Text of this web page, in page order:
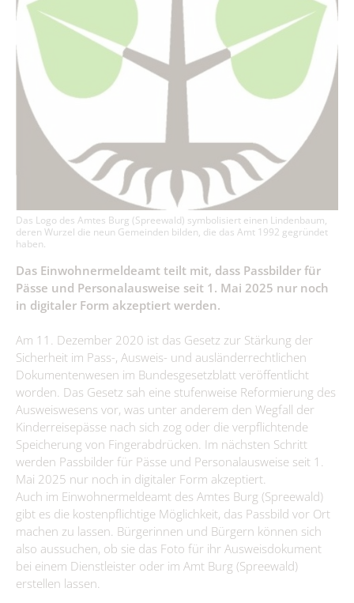
Immobilienausschreibungen
Interessenbekundungsverfahren
115 - Die Behördennummer
Grundsteuerreform
Publikationen
Aus Kita & Hort
#WIRsindBurg #SMY Bórkowy
Glasfaserausbau
Amt & Gemeinden
Grußwort
Briesen/Brjazyna
Burg (Spreewald)/Bórkowy (Błota)
Dissen-Striesow/Dešno-Strjažow
Guhrow/Góry
Schmogrow-Fehrow/Smogorjow-Prjawoz
Werben/Wjerbno
Förderprojekte
Politik & Verwaltung
Der Amtsdirektor
Amt II – Finanzverwaltung
Amt III – Bauverwaltung
Amt IV – Ordnungsverwaltung
Amt V - Tourismus
Bauhof
Wirtschaftsförderung
Trink- & Abwasserzweckverband
Standesamt
Bürgerservice
Was erledige ich wo?
Bürgerbüro
Standesamt
Kontakt & Sprechzeiten
Aufgaben des Standesamtes
Gewidmete Trauorte
Anmeldung zur Eheschließung
Trautermine
Friedhofsverwaltung
Bauen & Wohnen
Satzungen & Verordnungen
Kur- & Tourismusbeitrag
Steuern & Abgaben
Offenlagen
Wirtschaft
Aktuelles
Wirtschaftsförderung
Firmen-Datenbank
Anmeldung einer Firma
Gewerbegebiete
Klimaschutz
Förderprogramme
Entwicklungskonzept IKEK
Leben
Kita, Schulen & Hort
Gesundheitskita "Spreewald-Lutki" Burg (Spreewald)/Bórkowy
(Błota)
Kita & Hort "Małe myški" Fehrow/Prjawoz
Kita "Vier Jahreszeiten" Striesow/Strjažow
Kita & Hort "Pusteblume Werben/Wjerbno
Hort "Lipa" Burg (Spreewald)/Bórkowy (Błota)
Hort der Kita "Vier Jahreszeiten in Briesen/Brjazyna
Freizeiteinrichtungen
Jugendzentrum "Phönix" Burg (Spreewald)/Bórkowy (Błota)
SOS-Kinderdorf Lausitz, Familien und Beratungszentrum Burg
(Spreewald) / Bórkowy (Błota)
Bismarckturm
Dorfgemeinschaftshäuser
Büchertauschbörsen
Älter werden
Feuerwehr
Museum und Heimatstube
Heimatstube Burg (Spreewald) / Bórkowy (Błota)
Vereine
Tourismus
Das Logo des Amtes Burg (Spreewald) symbolisiert einen Lindenbaum,
deren Wurzel die neun Gemeinden bilden, die das Amt 1992 gegründet
haben.
Das Einwohnermeldeamt teilt mit, dass Passbilder für
Pässe und Personalausweise seit 1. Mai 2025 nur noch
in digitaler Form akzeptiert werden.
Am 11. Dezember 2020 ist das Gesetz zur Stärkung der
Sicherheit im Pass-, Ausweis- und ausländerrechtlichen
Dokumentenwesen im Bundesgesetzblatt veröffentlicht
worden. Das Gesetz sah eine stufenweise Reformierung des
Ausweiswesens vor, was unter anderem den Wegfall der
Kinderreisepässe nach sich zog oder die verpflichtende
Speicherung von Fingerabdrücken. Im nächsten Schritt
werden Passbilder für Pässe und Personalausweise seit 1.
Mai 2025 nur noch in digitaler Form akzeptiert.
Auch im Einwohnermeldeamt des Amtes Burg (Spreewald)
gibt es die kostenpflichtige Möglichkeit, das Passbild vor Ort
machen zu lassen. Bürgerinnen und Bürgern können sich
also aussuchen, ob sie das Foto für ihr Ausweisdokument
bei einem Dienstleister oder im Amt Burg (Spreewald)
erstellen lassen.